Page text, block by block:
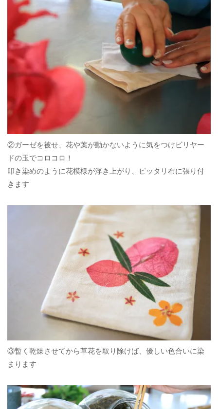
②ガーゼを被せ、花や葉が動かないように気をつけビリヤー
ドの玉でコロコロ！
叩き染めのように花模様が浮き上がり、ピッタリ布に張り付
きます
③暫く乾燥させてから草花を取り除けば、優しい色合いに染
まります